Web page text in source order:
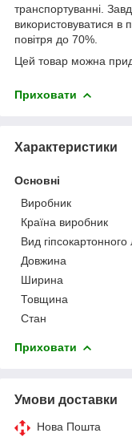
транспортуванні.
використовуватися в
повітря до 70%.
Цей товар можна
Приховати
Характеристики
Основні
Виробник
Країна виробник
Вид гіпсокартонного
Довжина
Ширина
Товщина
Стан
Приховати
Умови доставки
Нова Пошта